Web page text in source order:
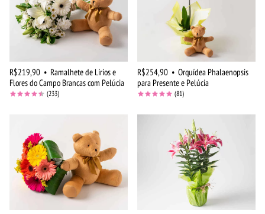
R$219,90 • Ramalhete de Lírios e
Flores do Campo Brancas com Pelúcia
(233)
R$254,90 • Orquídea Phalaenopsis
para Presente e Pelúcia
(81)